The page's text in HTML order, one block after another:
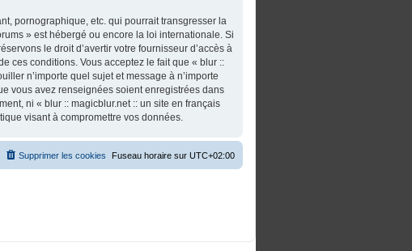
pornographique, etc. qui pourrait transgresser la
» est hébergé ou encore la loi internationale. Si
le droit d’avertir votre fournisseur d’accès à
ces conditions. Vous acceptez le fait que « blur ::
n’importe quel sujet et message à n’importe
vous avez renseignées soient enregistrées dans
ni « blur :: magicblur.net :: un site en français
visant à compromettre vos données.
Fuseau horaire sur UTC+02:00
Supprimer les cookies